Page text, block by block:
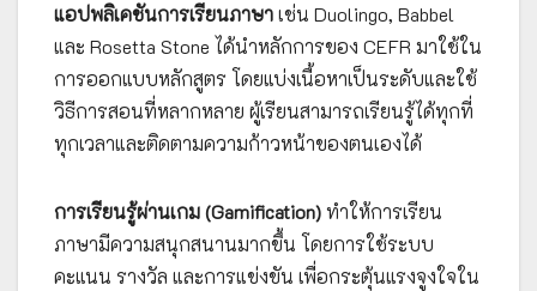
แอปพลิเคชันการเรียนภาษาเช่น Duolingo, Babbel
และ Rosetta Stone ได้นำหลักการของ CEFR มาใช้ใน
การออกแบบหลักสูตร โดยแบ่งเนื้อหาเป็นระดับและใช้
วิธีการสอนที่หลากหลาย ผู้เรียนสามารถเรียนรู้ได้ทุกที่
ทุกเวลาและติดตามความก้าวหน้าของตนเองได้
การเรียนรู้ผ่านเกม (Gamification)ทำให้การเรียน
ภาษามีความสนุกสนานมากขึ้น โดยการใช้ระบบ
คะแนน รางวัล และการแข่งขัน เพื่อกระตุ้นแรงจูงใจใน